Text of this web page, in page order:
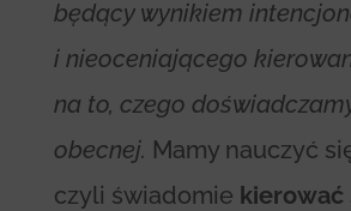
będący wynikiem
i nieoceniającego
na to, czego
obecnej. Mamy nauczyć
czyli świadomie kierować